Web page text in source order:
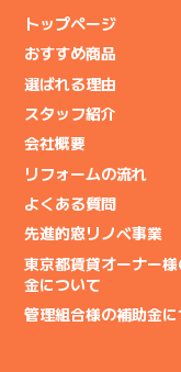
トップページ
おすすめ商品
選ばれる理由
スタッフ紹介
会社概要
リフォームの流れ
よくある質問
先進的窓リノベ事業
東京都賃貸オーナー
金について
管理組合様の補助金